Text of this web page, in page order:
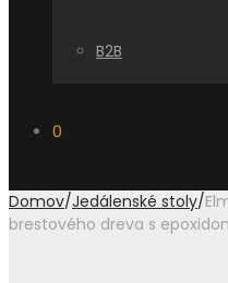
B2B
0
Domov/Jedálenské stoly/
brestového dreva s